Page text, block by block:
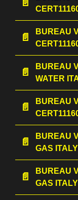
BUREAU
BUREAU
WATER
BUREAU
BUREAU
GAS ITALY
BUREAU
GAS ITALY